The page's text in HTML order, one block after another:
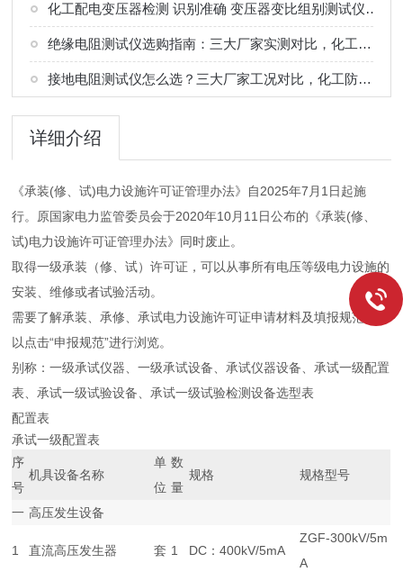
化工配电变压器检测 识别准确 变压器变比组别测试仪工况选型参考
绝缘电阻测试仪选购指南：三大厂家实测对比，化工电气绝缘检测适配
接地电阻测试仪怎么选？三大厂家工况对比，化工防雷接地检测专用
详细介绍
《承装(修、试)电力设施许可证管理办法》自2025年7月1日起施
行。原国家电力监管委员会于2020年10月11日公布的《承装(修、
试)电力设施许可证管理办法》同时废止。
取得一级承装（修、试）许可证，可以从事所有电压等级电力设施的
安装、维修或者试验活动。
需要了解承装、承修、承试电力设施许可证申请材料及填报规范，可
以点击“申报规范”进行浏览。
别称：一级承试仪器、一级承试设备、承试仪器设备、承试一级配置
表、承试一级试验设备、承试一级试验检测设备选型表
配置表
承试一级配置表
序
号
机具设备名称
单
位
数
量
规格 规格型号
一 高压发生设备
1 直流高压发生器 套 1 DC：400kV/5mA
ZGF-300kV/5m
A